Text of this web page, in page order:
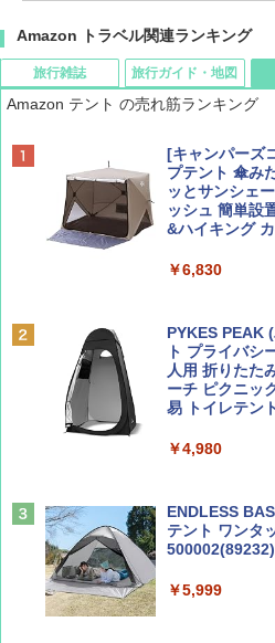
Amazon トラベル関連ランキング
旅行雑誌
BE-PAL(ビ-パ
SOTO ミニマ
￥1,500
￥713
旅行ガイド・地図
地球の歩き方
￥2,695
￥2,079
球の歩き方A ヨ
ァキア 2026～
Amazon テント の売れ筋ランキング
[キャンパーズ
プテント 傘み
ッとサンシェ
ッシュ 簡単設
&ハイキング
￥6,830
PYKES PEAK
ト プライバシ
人用 折りたた
ーチ ピクニッ
易 トイレテン
￥4,980
ENDLESS
テント ワンタ
500002(89232)
￥5,999